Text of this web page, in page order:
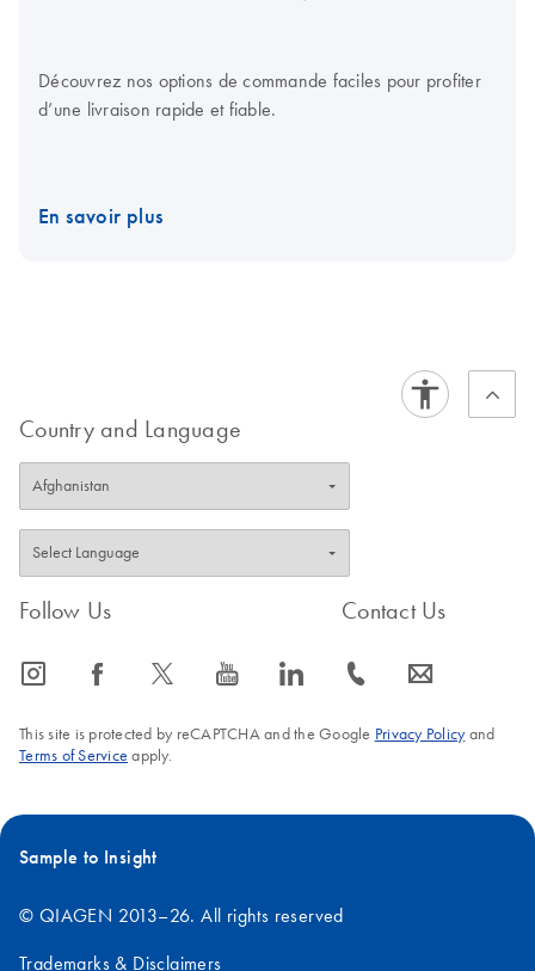
Découvrez nos options de commande faciles pour profiter
d’une livraison rapide et fiable.
En savoir plus
Country and Language
Follow Us
icon_0065_instagram-s icon_0064_facebook-s icon_0340_cc_gen_x-s icon_0077_youtube-s icon_0066_linkedin-s
Contact Us
icon_0072_phone-s icon_0063_envelope-s
This site is protected by reCAPTCHA and the Google Privacy Policyand
Terms of Service apply.
Sample to Insight
© QIAGEN 2013–26. All rights reserved
Trademarks & Disclaimers